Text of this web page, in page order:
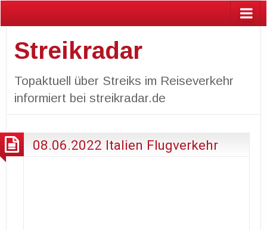
Streikradar
Topaktuell über Streiks im Reiseverkehr
informiert bei streikradar.de
08.06.2022 Italien Flugverkehr